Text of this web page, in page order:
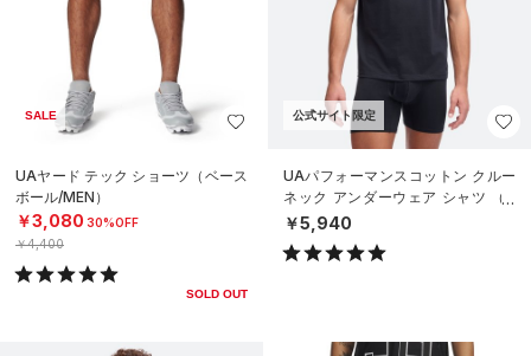
SALE
UAヤード テック ショーツ（ベース
ボール/MEN）
￥3,080 30%OFF
￥4,400
SOLD OUT
公式サイト限定
UAパフォーマンスコットン クルー
ネック アンダーウェア シャツ （2
枚セット）（ライフスタイル/ME
N）
￥5,940